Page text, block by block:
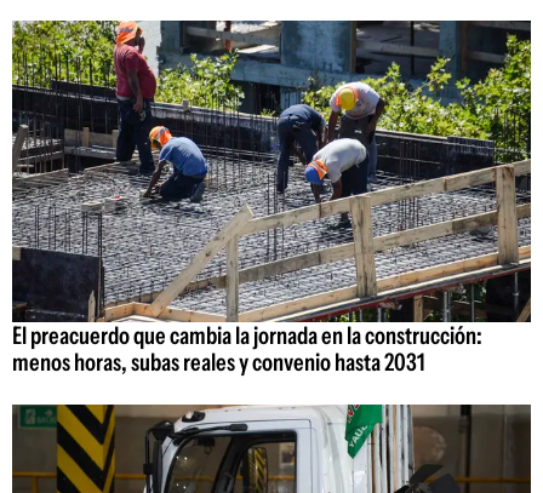
El preacuerdo que cambia la jornada en la construcción:
menos horas, subas reales y convenio hasta 2031